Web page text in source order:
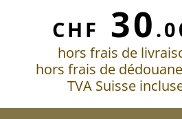
CHF 30
hors frais de
hors frais de
TVA Suisse